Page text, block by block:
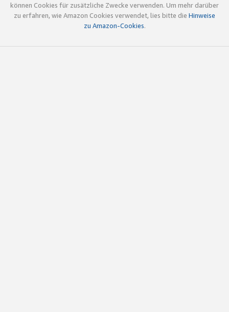
können Cookies für zusätzliche Zwecke verwenden. Um mehr darüber
zu erfahren, wie Amazon Cookies verwendet, lies bitte die Hinweise
zu Amazon-Cookies.